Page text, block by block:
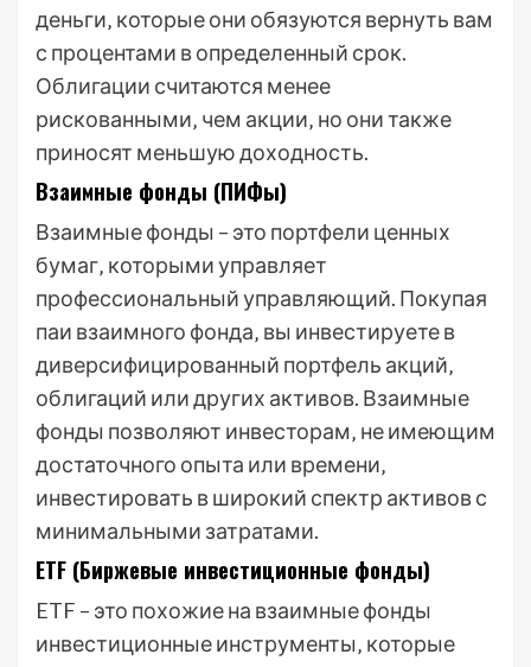
деньги‚ которые они обязуются вернуть вам
с процентами в определенный срок.
Облигации считаются менее
рискованными‚ чем акции‚ но они также
приносят меньшую доходность.
Взаимные фонды (ПИФы)
Взаимные фонды – это портфели ценных
бумаг‚ которыми управляет
профессиональный управляющий. Покупая
паи взаимного фонда‚ вы инвестируете в
диверсифицированный портфель акций‚
облигаций или других активов. Взаимные
фонды позволяют инвесторам‚ не имеющим
достаточного опыта или времени‚
инвестировать в широкий спектр активов с
минимальными затратами.
ETF (Биржевые инвестиционные фонды)
ETF – это похожие на взаимные фонды
инвестиционные инструменты‚ которые